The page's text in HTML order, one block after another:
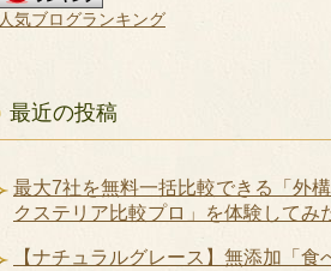
人気ブログランキング
最近の投稿
最大7社を無料一括比較できる「外
クステリア比較プロ」を体験してみ
【ナチュラルグレース】無添加「食